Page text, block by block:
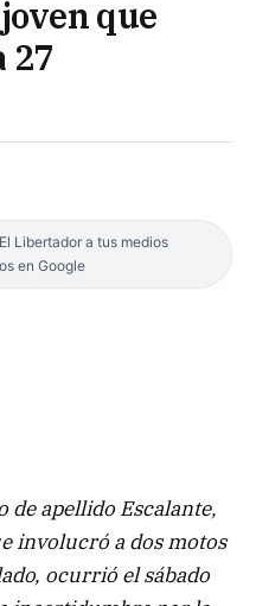
que
27
Libertador a tus medios
en Google
de apellido Escalante,
involucró a dos motos
ocurrió el sábado